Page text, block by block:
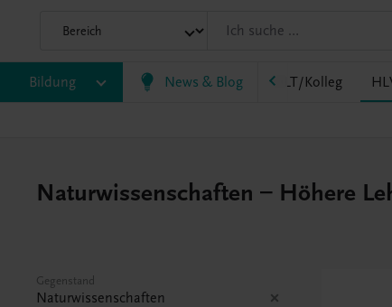
Bildung News & Blog
HF/TFS HLM/HLK HLPS/FSB HLT/Kolleg
Naturwissenschaften – Höhere
Gegenstand
Naturwissenschaften